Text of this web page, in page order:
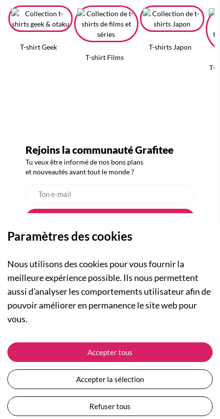
T-shirt Geek
T-shirt Films
T-shirts Japon
T-
Rejoins la communauté Grafitee
Tu veux être informé de nos bons plans
et nouveautés avant tout le monde ?
A PROPOS
Qui sommes-nous ?
Actualités
Nos engagements
Plan du site
Devenir revendeur
NOS RUBRIQUES
Collection Femme
Collection Enfants
Les Totebags
Nos différents thèmes
ASSISTANCE
Suivre ma commande
Expédition et livraison
Retour et remboursement
Moyens de paiement
Questions / Réponses
Conditions générales de vente
Paramètres des cookies
Nous utilisons des cookies pour vous fournir la
meilleure expérience possible. Ils nous permettent
aussi d'analyser les comportements utilisateur afin de
pouvoir améliorer en permanence le site web pour
vous.
Accepter tous
Accepter la sélection
Refuser tous